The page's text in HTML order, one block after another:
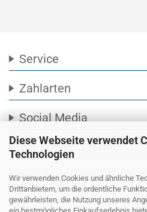
Diese Webseite verwendet
Technologien
Wir verwenden Cookies und ähnliche
Drittanbietern, um die ordentliche
gewährleisten, die Nutzung unseres
Service
Zahlarten
Social Media
Wir versenden mit
Ihre persönliche Seite